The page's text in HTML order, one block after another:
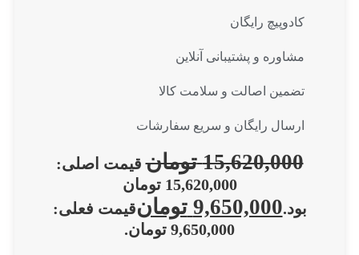
کادوپیچ رایگان
مشاوره و پشتیبانی آنلاین
تضمین اصالت و سلامت کالا
ارسال رایگان و سریع سفارشات
15,620,000 تومان قیمت اصلی:
15,620,000 تومان
بود.9,650,000 تومانقیمت فعلی:
9,650,000 تومان.